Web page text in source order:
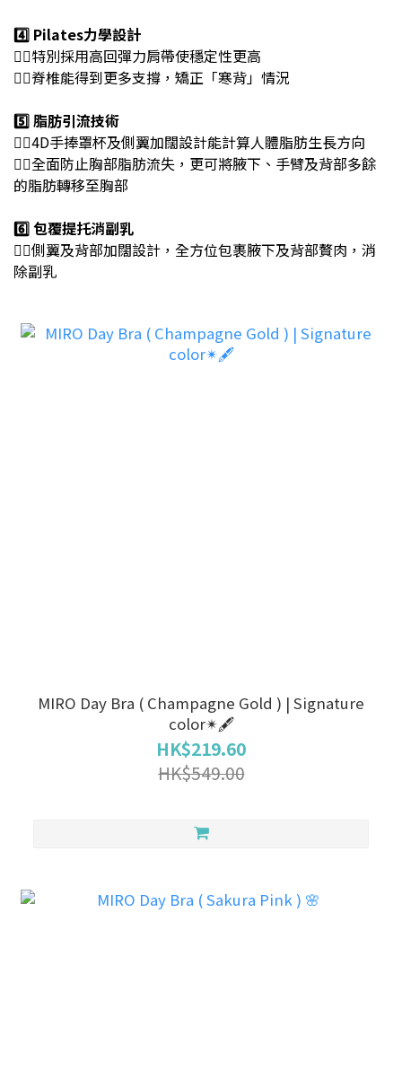
4️⃣ Pilates力學設計
👉🏻特別採用高回彈力肩帶使穩定性更高
👉🏻脊椎能得到更多支撐，矯正「寒背」情況
5️⃣ 脂肪引流技術
👉🏻4D手捧罩杯及側翼加闊設計能計算人體脂肪生長方向
👉🏻全面防止胸部脂肪流失，更可將腋下、手臂及背部多餘
的脂肪轉移至胸部
6️⃣ 包覆提托消副乳
👉🏻側翼及背部加闊設計，全方位包裹腋下及背部贅肉，消
除副乳
MIRO Day Bra ( Champagne Gold ) | Signature
color✴🖋
HK$219.60
HK$549.00